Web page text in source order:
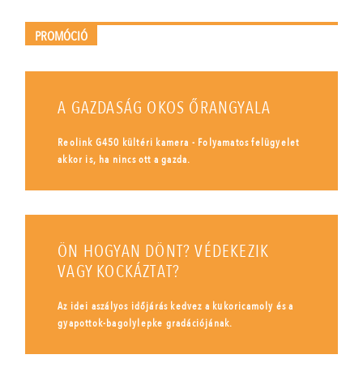
PROMÓCIÓ
A GAZDASÁG OKOS ŐRANGYALA
Reolink G450 kültéri kamera - Folyamatos felügyelet
akkor is, ha nincs ott a gazda.
ÖN HOGYAN DÖNT? VÉDEKEZIK
VAGY KOCKÁZTAT?
Az idei aszályos időjárás kedvez a kukoricamoly és a
gyapottok-bagolylepke gradációjának.